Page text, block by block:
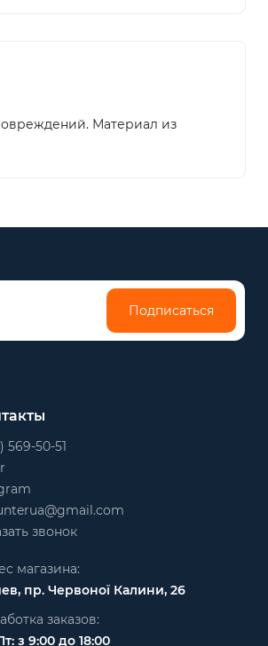
Материал из
Подписаться
569-50-51
звонок
магазина:
пр. Червоної Калини, 26
заказов:
з 9:00 до 18:00